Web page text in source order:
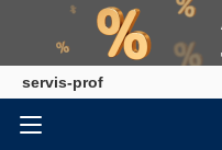
servis-prof